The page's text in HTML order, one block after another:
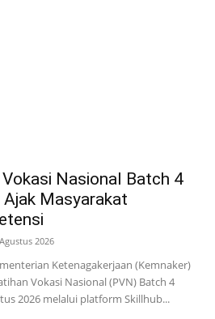
Nasional Batch 4
Ajak Masyarakat
2026
Ketenagakerjaan (Kemnaker)
Vokasi Nasional (PVN) Batch 4
2026 melalui platform Skillhub...